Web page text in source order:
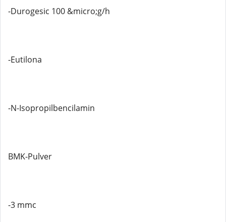
-Durogesic 100 &micro;g/h
-Eutilona
-N-Isopropilbencilamin
BMK-Pulver
-3 mmc